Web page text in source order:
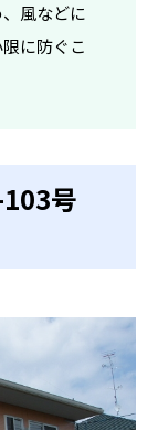
風などに
に防ぐこ
103号